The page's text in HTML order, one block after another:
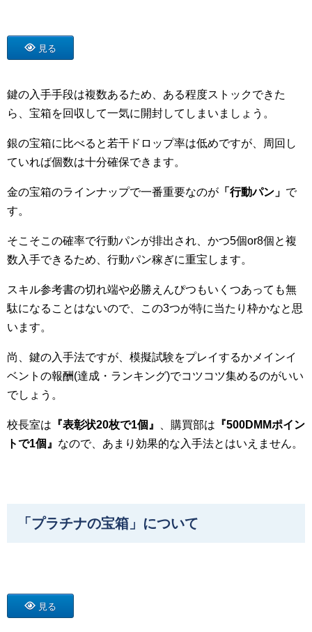
見る
鍵の入手手段は複数あるため、ある程度ストックできた
ら、宝箱を回収して一気に開封してしまいましょう。
銀の宝箱に比べると若干ドロップ率は低めですが、周回し
ていれば個数は十分確保できます。
金の宝箱のラインナップで一番重要なのが 「行動パン」 で
す。
そこそこの確率で行動パンが排出され、かつ5個or8個と複
数入手できるため、行動パン稼ぎに重宝します。
スキル参考書の切れ端や必勝えんぴつもいくつあっても無
駄になることはないので、この3つが特に当たり枠かなと思
います。
尚、鍵の入手法ですが、模擬試験をプレイするかメインイ
ベントの報酬(達成・ランキング)でコツコツ集めるのがいい
でしょう。
校長室は 『表彰状20枚で1個』 、購買部は 『500DMMポイン
トで1個』 なので、あまり効果的な入手法とはいえません。
「プラチナの宝箱」について
見る